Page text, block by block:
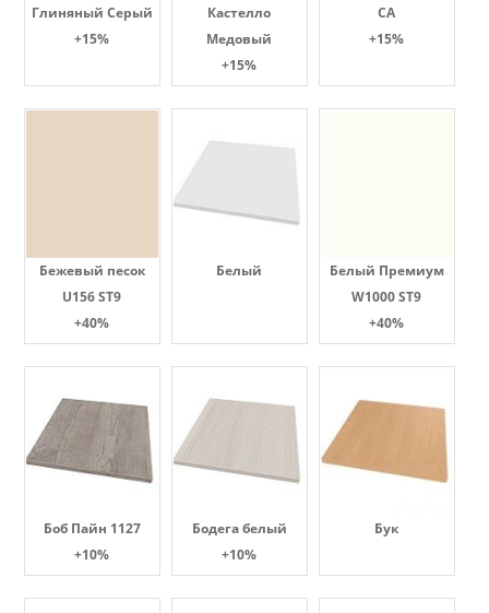
Глиняный Серый
+15%
Кастелло
Медовый
+15%
СА
+15%
Бежевый песок
U156 ST9
+40%
Белый
Белый Премиум
W1000 ST9
+40%
Боб Пайн 1127
+10%
Бодега белый
+10%
Бук